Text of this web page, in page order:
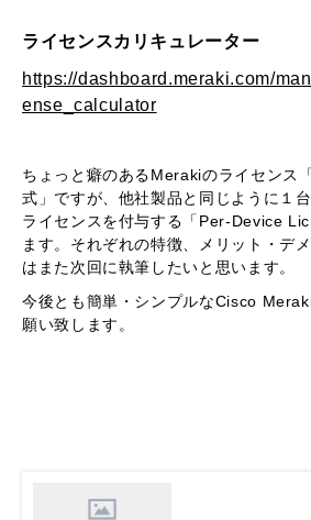
ライセンスカリキュレーター
https://dashboard.meraki.com/
ense_calculator
ちょっと癖のあるMerakiのライセンス
式」ですが、他社製品と同じように１
ライセンスを付与する「Per-Device
ます。それぞれの特徴、メリット・デ
はまた次回に執筆したいと思います。
今後とも簡単・シンプルなCisco
願い致します。